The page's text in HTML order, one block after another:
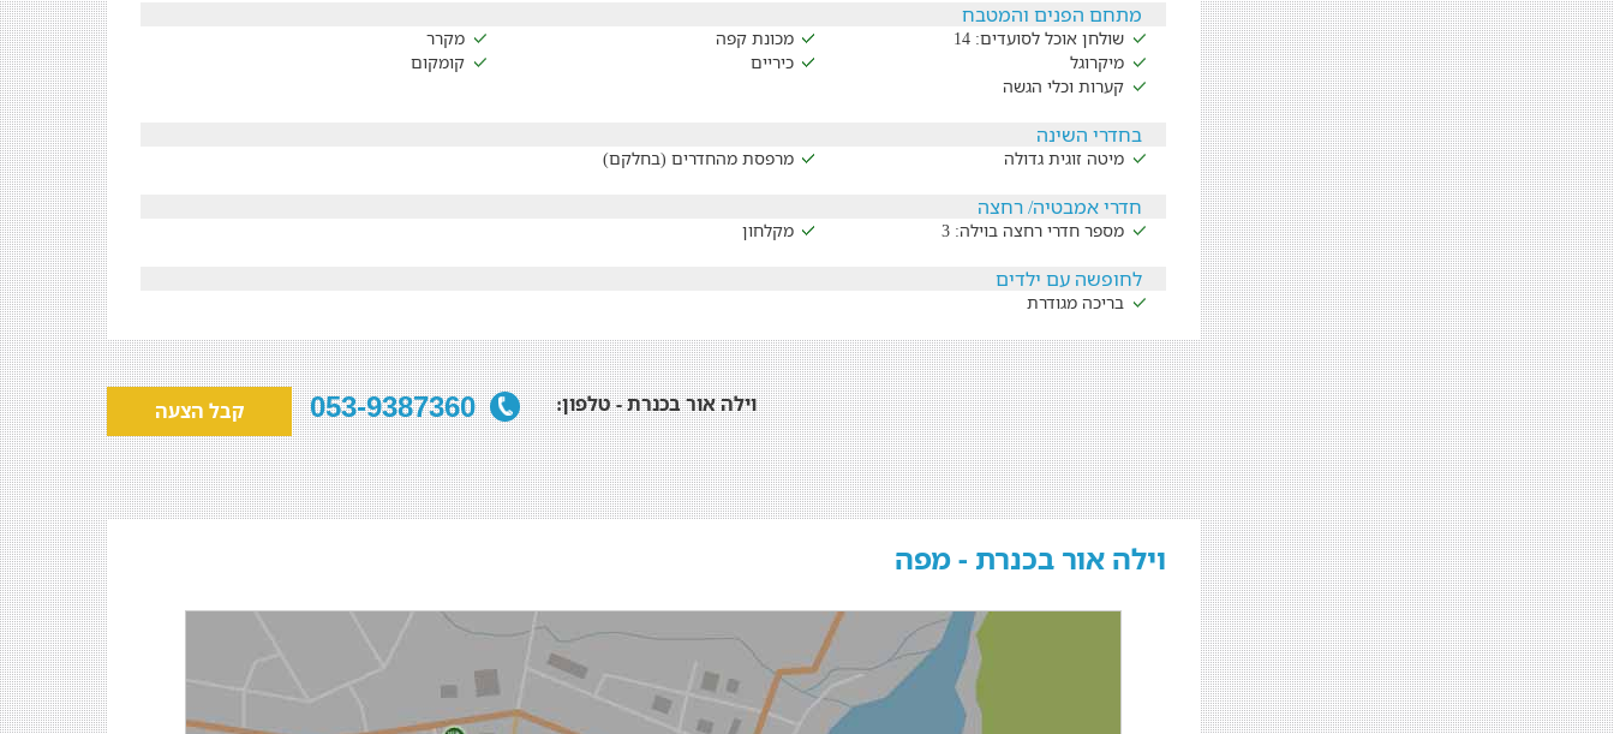
מתחם הפנים והמטבח
שולחן אוכל לסועדים: 14 מכונת קפה
מקרר
מיקרוגל
כיריים
קומקום
קערות וכלי הגשה
בחדרי השינה
מיטה זוגית גדולה מרפסת מהחדרים (בחלקם)
חדרי אמבטיה/ רחצה
מספר חדרי רחצה בוילה: 3 מקלחון
לחופשה עם ילדים
בריכה מגודרת
קבל הצעה 053-9387360 וילה אור בכנרת - טלפון:
וילה אור בכנרת - מפה